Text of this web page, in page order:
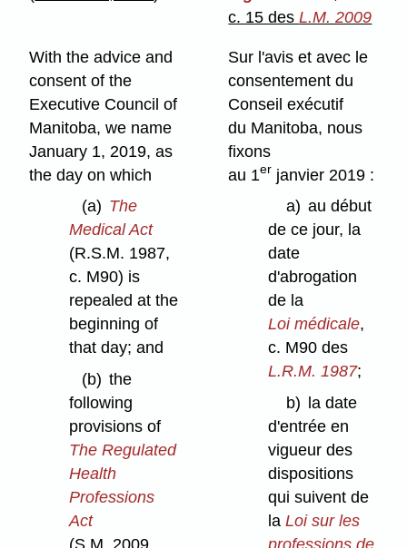
c. 15 desL.M. 2009
With the advice and
consent of the
Executive Council of
Manitoba, we name
January 1, 2019, as
the day on which
(a) The
Medical Act
(R.S.M. 1987,
c. M90) is
repealed at the
beginning of
that day; and
(b) the
following
provisions of
The Regulated
Health
Professions
Act
Sur l'avis et avec le
consentement du
Conseil exécutif
du Manitoba, nous
fixons
au 1er janvier 2019 :
a) au début
de ce jour, la
date
d'abrogation
de la
Loi médicale,
c. M90 des
L.R.M. 1987;
b)
la date
d'entrée en
vigueur des
dispositions
qui suivent de
laLoi sur les